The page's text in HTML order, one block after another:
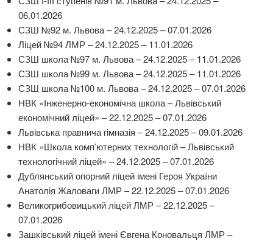
06.01.2026
СЗШ №92 м. Львова – 24.12.2025 – 07.01.2026
Ліцей №94 ЛМР – 24.12.2025 – 11.01.2026
СЗШ школа №97 м. Львова – 24.12.2025 – 11.01.2026
СЗШ школа №99 м. Львова – 24.12.2025 – 11.01.2026
СЗШ школа №100 м. Львова – 24.12.2025 – 07.01.2026
НВК «Інженерно-економічна школа – Львівський
економічний ліцей» – 22.12.2025 – 07.01.2026
Львівська правнича гімназія – 24.12.2025 – 09.01.2026
НВК «Школа комп’ютерних технологій – Львівський
технологічний ліцей» – 24.12.2025 – 07.01.2026
Дублянський опорний ліцей імені Героя України
Анатолія Жаловаги ЛМР – 22.12.2025 – 07.01.2026
Великогрибовицький ліцей ЛМР – 22.12.2025 –
07.01.2026
Зашківський ліцей імені Євгена Коновальця ЛМР –